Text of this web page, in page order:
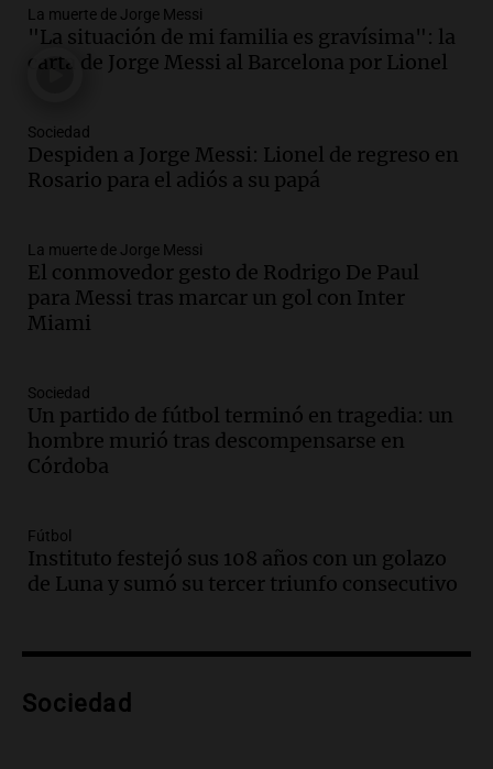
Audio.Tragedia en Mendoza: un muerto
y cinco heridos tras caer dos autos desde
un puente
Episodios
Audio.Messi llegará esta noche a
Rosario para acompañar a su familia
Episodios
Audio.Ley de Propiedad Privada: el revés
en el Congreso expuso una debilidad
comunicacional del Gobierno
Episodios
Audio.Casabindo se prepara para una
celebración única: 30.000 turistas y el
tradicional Toreo de la Vincha
Audio.Borges, abogada de Pourrain:
"Tres hombres se lo llevaron para
hacerle preguntas y nunca regresó"
Episodios
metros del río Suquía y retiraron hasta
La muerte de Jorge Messi
"La situación de mi familia es gravísima": la
carta de Jorge Messi al Barcelona por Lionel
Sociedad
Despiden a Jorge Messi: Lionel de regreso en
Rosario para el adiós a su papá
La muerte de Jorge Messi
El conmovedor gesto de Rodrigo De Paul
para Messi tras marcar un gol con Inter
Miami
Sociedad
Un partido de fútbol terminó en tragedia: un
hombre murió tras descompensarse en
Córdoba
Fútbol
Instituto festejó sus 108 años con un golazo
de Luna y sumó su tercer triunfo consecutivo
Sociedad